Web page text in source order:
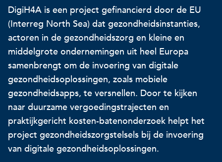
Gebruik onze infrastructuur
Licenties en spin-offs
VITO4STARTERS
Onze projecten
Ontdek hoe we jou helpen
State-of-the-art
Voorbeeldprojecten
Nieuws en updates
Ontdek hoe VITO je kan
Hoe VITO
ondersteunt
Concrete toepassingen
Onze projecten
Wetenschappelijke
Nieuws en projectupdates
Alles over onderzoek
DigiH4A is een project gefinancierd door de EU
(Interreg North Sea) dat gezondheidsinstanties,
actoren in de gezondheidszorg en kleine en
middelgrote ondernemingen uit heel Europa
samenbrengt om de invoering van digitale
gezondheidsoplossingen, zoals mobiele
gezondheidsapps, te versnellen. Door te kijken
naar duurzame vergoedingstrajecten en
praktijkgericht kosten-batenonderzoek helpt het
project gezondheidszorgstelsels bij de invoering
van digitale gezondheidsoplossingen.